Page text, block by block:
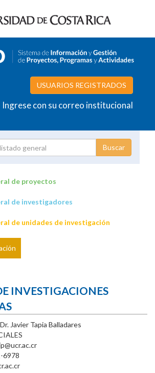
USUARIOS REGISTRADOS
Ingrese con su correo institucional
investigación
de proyectos
de investigadores
de unidades de investigación
INVESTIGACIONES
Dr. Javier Tapia Balladares
6978